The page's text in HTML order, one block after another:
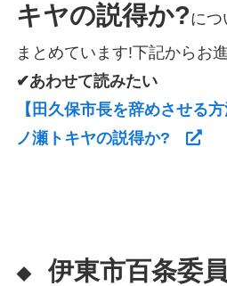
キヤの説得か?につ
まとめています!下記からお
✔あわせて読みたい
【田久保市長を辞めさせる
ノ瀬トキヤの説得か?
◆伊東市百条委